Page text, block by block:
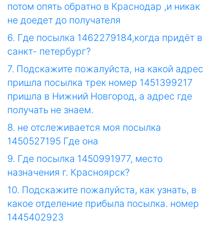
потом опять обратно в Краснодар ,и никак
не доедет до получателя
6. Где посылка 1462279184,когда придёт в
санкт- петербург?
7. Подскажите пожалуйста, на какой адрес
пришла посылка трек номер 1451399217
пришла в Нижний Новгород, а адрес где
получать не знаем.
8. не отслеживается моя посылка
1450527195 Где она
9. Где посылка 1450991977, место
назначения г. Красноярск?
10. Подскажите пожалуйста, как узнать, в
какое отделение прибыла посылка. номер
1445402923